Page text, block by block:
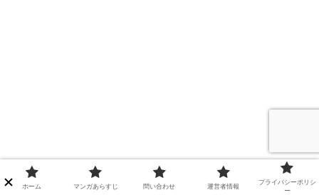
ホーム マンガあらすじ 問い合わせ 運営者情報
プライバシーポリシ
ー